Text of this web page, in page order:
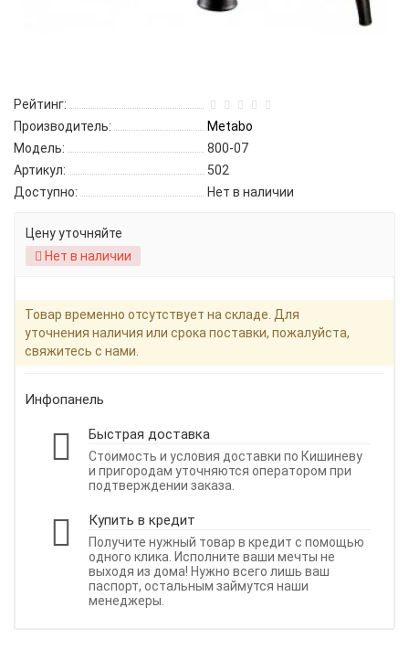
Рейтинг:
Производитель:
Metabo
Модель:
800-07
Артикул:
502
Доступно:
Нет в наличии
Цену уточняйте
Нет в наличии
Товар временно отсутствует на складе. Для
уточнения наличия или срока поставки, пожалуйста,
свяжитесь с нами.
Инфопанель
Быстрая доставка
Стоимость и условия доставки по Кишиневу
и пригородам уточняются оператором при
подтверждении заказа.
Купить в кредит
Получите нужный товар в кредит с помощью
одного клика. Исполните ваши мечты не
выходя из дома! Нужно всего лишь ваш
паспорт, остальным займутся наши
менеджеры.